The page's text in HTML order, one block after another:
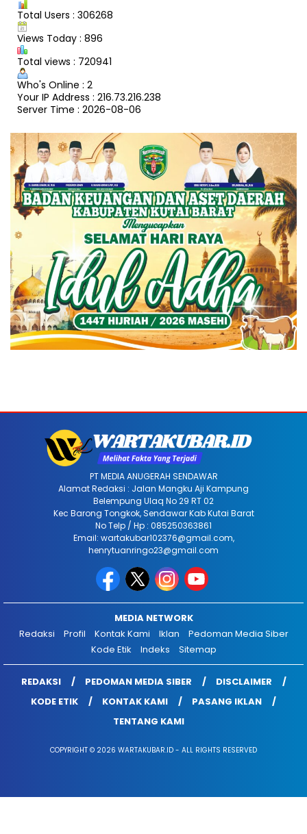
Total Users : 306268
Views Today : 896
Total views : 720941
Who's Online : 2
Your IP Address : 216.73.216.238
Server Time : 2026-08-06
PT MEDIA ANUGERAH SENDAWAR
Alamat Redaksi : Jalan Mangku Aji Kampung
Belempung Ulaq No 29 RT 02
Kec Barong Tongkok, Sendawar Kab Kutai Barat
No Telp / Hp : 085250363861
Email: wartakubar102376@gmail.com,
henrytuanringo23@gmail.com
MEDIA NETWORK
Redaksi
Profil Kontak Kami Iklan
Pedoman Media Siber
Kode Etik
Indeks Sitemap
REDAKSI PEDOMAN MEDIA SIBER
DISCLAIMER
KODE ETIK
KONTAK KAMI
PASANG IKLAN
TENTANG KAMI
COPYRIGHT © 2026 WARTAKUBAR.ID - ALL RIGHTS RESERVED